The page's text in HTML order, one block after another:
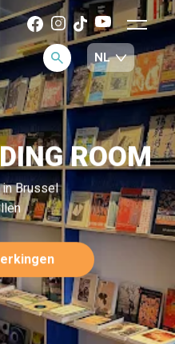
ROOM
in Brussel